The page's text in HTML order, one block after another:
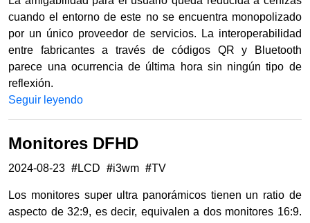
cuando el entorno de este no se encuentra monopolizado
por un único proveedor de servicios. La interoperabilidad
entre fabricantes a través de códigos QR y Bluetooth
parece una ocurrencia de última hora sin ningún tipo de
reflexión.
Seguir leyendo
Monitores DFHD
2024-08-23 #LCD #i3wm #TV
Los monitores super ultra panorámicos tienen un ratio de
aspecto de 32:9, es decir, equivalen a dos monitores 16:9.